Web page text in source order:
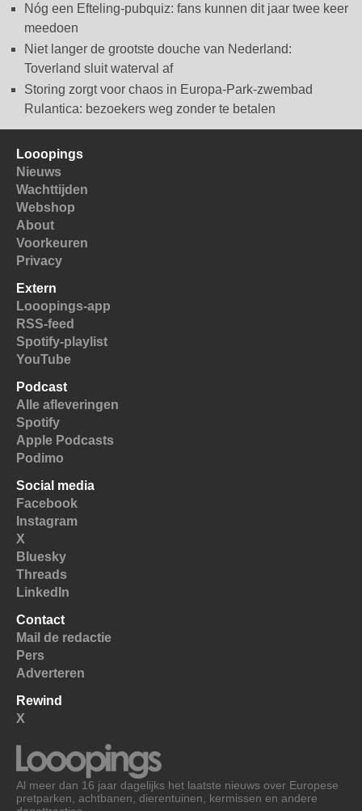
Nóg een Efteling-pubquiz: fans kunnen dit jaar twee keer
meedoen
Niet langer de grootste douche van Nederland:
Toverland sluit waterval af
Storing zorgt voor chaos in Europa-Park-zwembad
Rulantica: bezoekers weg zonder te betalen
Looopings
Nieuws
Wachttijden
Webshop
About
Voorkeuren
Privacy
Extern
Looopings-app
RSS-feed
Spotify-playlist
YouTube
Podcast
Alle afleveringen
Spotify
Apple Podcasts
Podimo
Social media
Facebook
Instagram
X
Bluesky
Threads
LinkedIn
Contact
Mail de redactie
Pers
Adverteren
Rewind
X
Al meer dan 16 jaar dagelijks het laatste nieuws over Europese
pretparken, achtbanen, dierentuinen, kermissen en andere